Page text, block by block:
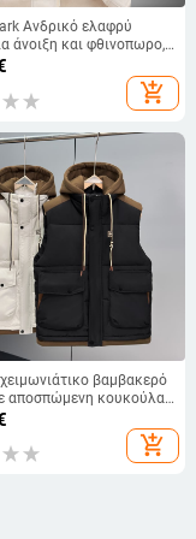
Ανδρικό ελαφρύ
άνοιξη και φθινοπωρο,
γιακά, χωρίς μανίκια,
add_shopping_cart
βαμβακερό
αποσπώμενη κουκούλα,
στυλ, με εκτυπωμένο
add_shopping_cart